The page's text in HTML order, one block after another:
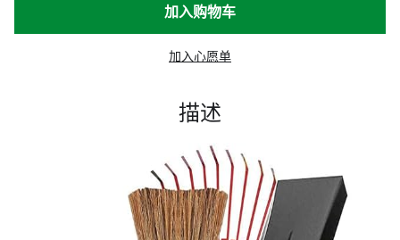
加入购物车
加入心愿单
描述